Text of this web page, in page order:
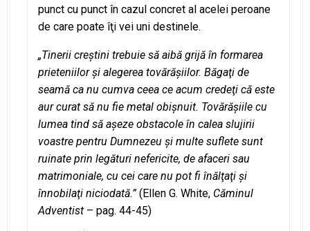
punct cu punct în cazul concret al acelei peroane
de care poate îţi vei uni destinele.
„Tinerii creştini trebuie să aibă grijă în formarea
prieteniilor şi alegerea tovărăşiilor. Băgaţi de
seamă ca nu cumva ceea ce acum credeţi că este
aur curat să nu fie metal obişnuit. Tovărăşiile cu
lumea tind să aşeze obstacole în calea slujirii
voastre pentru Dumnezeu şi multe suflete sunt
ruinate prin legături nefericite, de afaceri sau
matrimoniale, cu cei care nu pot fi înălţaţi şi
înnobilaţi niciodată.”(Ellen G. White, Căminul
Adventist – pag. 44-45)